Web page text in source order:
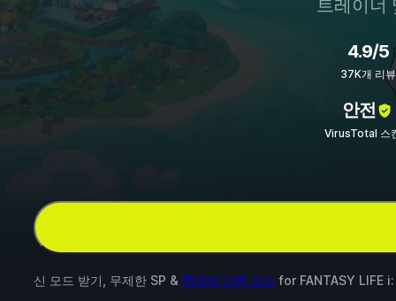
트레이너
4.9/5
37K개 리뷰
안전
VirusTotal 스
신 모드 받기, 무제한 SP & 15개의 다른 모드 for FANTASY